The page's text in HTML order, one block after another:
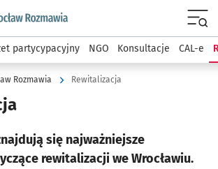
wroclaw.pl podserwis: Rozmawia
partycypacyjny NGO Konsultacje CAL-e
Rozmawia Rewitalizacja
się najważniejsze
rewitalizacji we Wrocławiu.